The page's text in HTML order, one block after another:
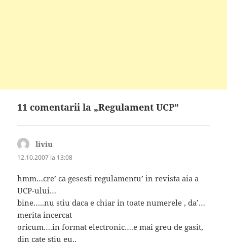
11 comentarii la „Regulament UCP”
liviu
12.10.2007 la 13:08
hmm…cre’ ca gesesti regulamentu’ in revista aia a
UCP-ului…
bine…..nu stiu daca e chiar in toate numerele , da’…
merita incercat
oricum….in format electronic….e mai greu de gasit,
din cate stiu eu..